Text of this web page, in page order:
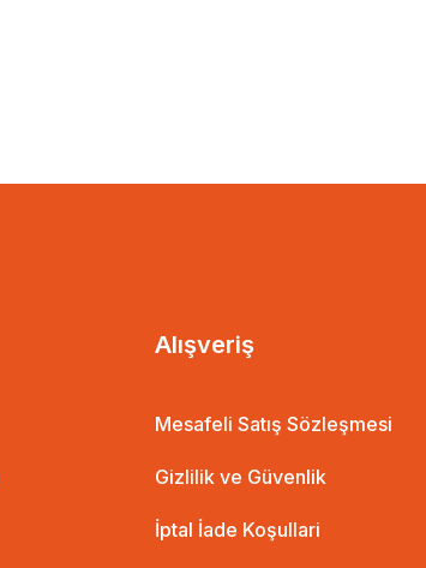
Alışveriş
Mesafeli Satış Sözleşmesi
Gizlilik ve Güvenlik
İptal İade Koşullari